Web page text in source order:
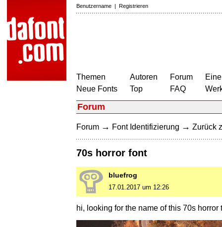
Benutzername | Registrieren
Themen
Neue Fonts
Autoren
Top
Forum
FAQ
Forum
Forum → Font Identifizierung → Zurück
70s horror font
bluefrog
17.01.2017 um 12:26
hi, looking for the name of this 70s horror